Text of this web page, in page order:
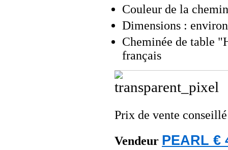
Couleur de la
Dimensions :
Cheminée de table
français
Prix de vente
Vendeur PEARL €